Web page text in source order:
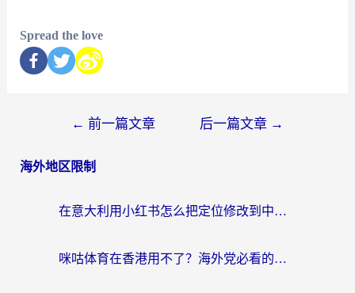
Spread the love
← 前一篇文章 后一篇文章 →
海外地区限制
在意大利用小红书怎么把定位修改到中国国内？3个实用技巧+1个靠谱工具帮你搞定
咪咕体育在香港用不了？海外党必看的回国加速器选择指南（附3个真实场景解决方案）